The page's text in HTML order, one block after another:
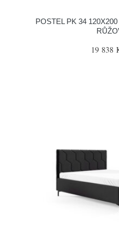
POSTEL PK 34
19 838